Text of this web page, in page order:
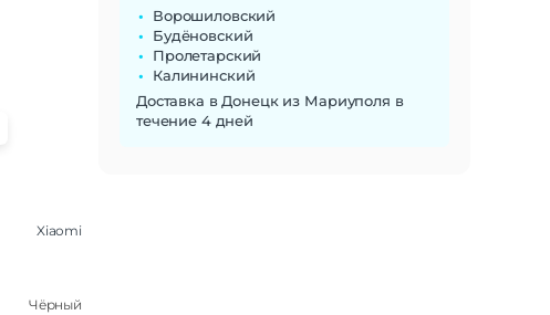
Xiaomi
Чёрный
Ворошиловский
Будёновский
Пролетарский
Калининский
Доставка в Донецк из Мариуполя в
течение 4 дней